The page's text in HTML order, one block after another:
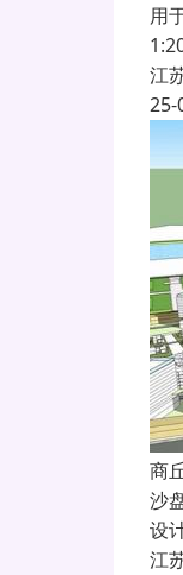
用
江
25-
商
沙
设
江